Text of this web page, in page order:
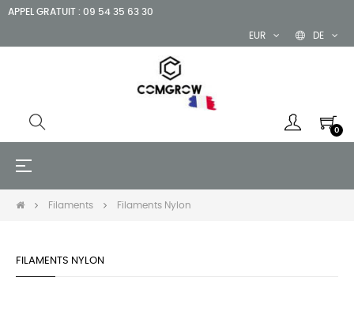
APPEL GRATUIT : 09 54 35 63 30
DE
EUR
0
Umschalten
☰
Filaments Filaments Nylon
FILAMENTS NYLON